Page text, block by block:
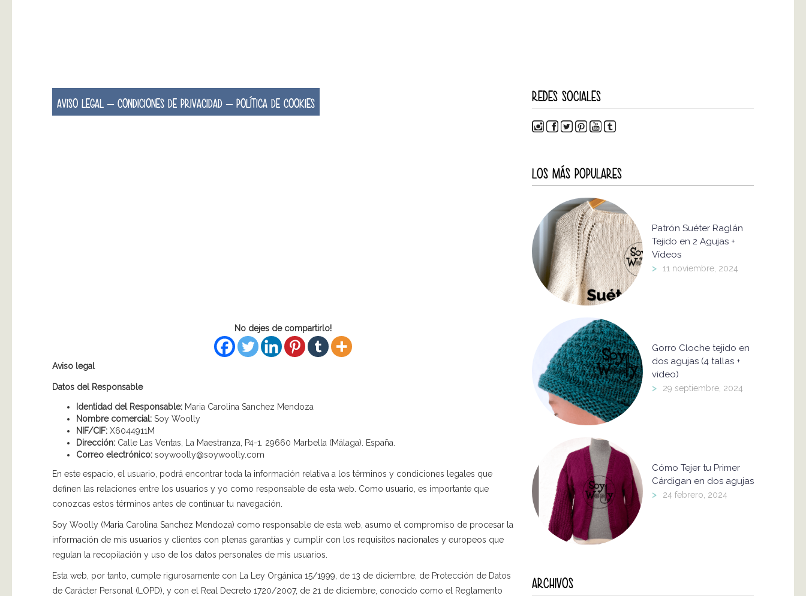
AVISO LEGAL – CONDICIONES DE PRIVACIDAD – POLÍTICA DE COOKIES
No dejes de compartirlo!
Aviso legal
Datos del Responsable
Identidad del Responsable: Maria Carolina Sanchez Mendoza
Nombre comercial: Soy Woolly
NIF/CIF: X6044911M
Dirección: Calle Las Ventas, La Maestranza, P4-1. 29660 Marbella (Málaga). España.
Correo electrónico: soywoolly@soywoolly.com
En este espacio, el usuario, podrá encontrar toda la información relativa a los términos y condiciones legales que
definen las relaciones entre los usuarios y yo como responsable de esta web. Como usuario, es importante que
conozcas estos términos antes de continuar tu navegación.
Soy Woolly (Maria Carolina Sanchez Mendoza) como responsable de esta web, asumo el compromiso de procesar la
información de mis usuarios y clientes con plenas garantías y cumplir con los requisitos nacionales y europeos que
regulan la recopilación y uso de los datos personales de mis usuarios.
Esta web, por tanto, cumple rigurosamente con La Ley Orgánica 15/1999, de 13 de diciembre, de Protección de Datos
de Carácter Personal (LOPD), y con el Real Decreto 1720/2007, de 21 de diciembre, conocido como el Reglamento
REDES SOCIALES
LOS MÁS POPULARES
Patrón Suéter Raglán
Tejido en 2 Agujas +
Vídeos
> 11 noviembre, 2024
Gorro Cloche tejido en
dos agujas (4 tallas +
video)
> 29 septiembre, 2024
Cómo Tejer tu Primer
Cárdigan en dos agujas
> 24 febrero, 2024
ARCHIVOS